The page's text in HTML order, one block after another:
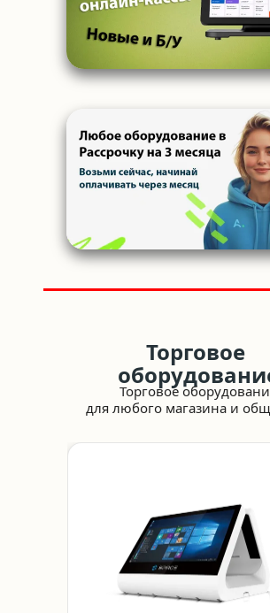
Торговое
Торговое
для любого магазина и